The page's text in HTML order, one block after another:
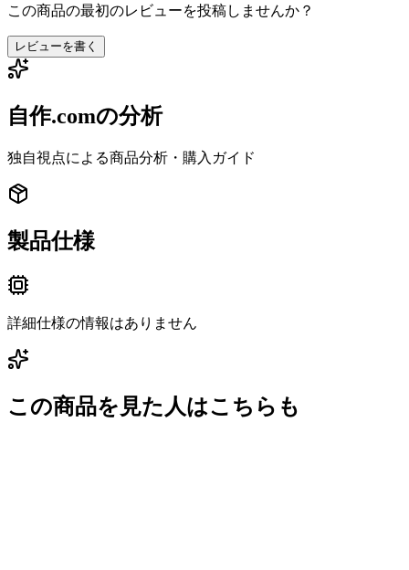
この商品の最初のレビューを投稿しませんか？
レビューを書く
自作.comの分析
独自視点による商品分析・購入ガイド
製品仕様
詳細仕様の情報はありません
この商品を見た人はこちらも